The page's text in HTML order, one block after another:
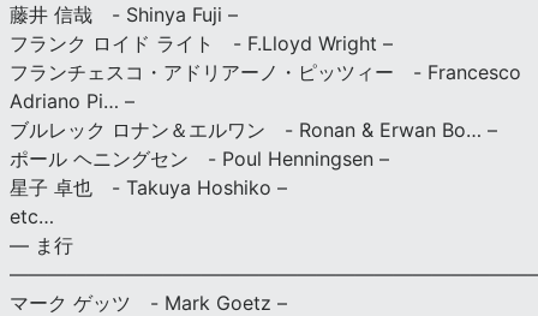
藤井 信哉 - Shinya Fuji –
フランク ロイド ライト - F.Lloyd Wright –
フランチェスコ・アドリアーノ・ピッツィー - Francesco
Adriano Pi… –
ブルレック ロナン＆エルワン - Ronan & Erwan Bo… –
ポール ヘニングセン - Poul Henningsen –
星子 卓也 - Takuya Hoshiko –
etc…
— ま行
マーク ゲッツ - Mark Goetz –